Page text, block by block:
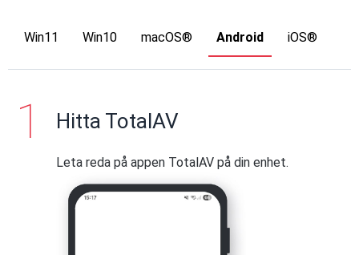
Win11 Win10 macOS® Android iOS®
Hitta TotalAV
Leta reda på appen TotalAV på din enhet.